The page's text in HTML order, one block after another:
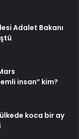
Adalet Bakanı
insan” kim?
koca bir ay